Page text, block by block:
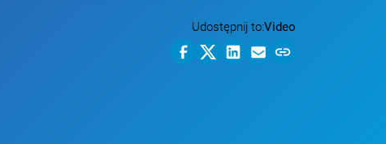
Udostępnij to:Video